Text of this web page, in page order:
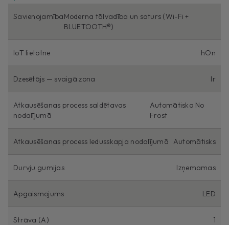
SavienojamībaModerna tālvadība un saturs (Wi-Fi +
BLUETOOTH®)
IoT lietotne hOn
Dzesētājs — svaigā zona Ir
Atkausēšanas process saldētavas
nodalījumā
Automātiska No
Frost
Atkausēšanas process ledusskapja nodalījumā Automātisks
Durvju gumijas Izņemamas
Apgaismojums LED
Strāva (A) 1